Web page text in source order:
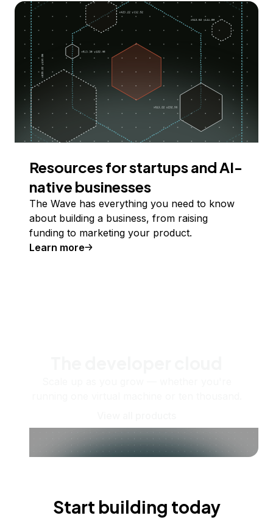
Resources for startups and AI-
native businesses
The Wave has everything you need to know
about building a business, from raising
funding to marketing your product.
Learn more
Start building today